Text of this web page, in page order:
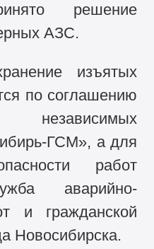
решение
АЗС.
изъятых
по соглашению
независимых
ГСМ», а для
работ
аварийно-
и гражданской
Новосибирска.